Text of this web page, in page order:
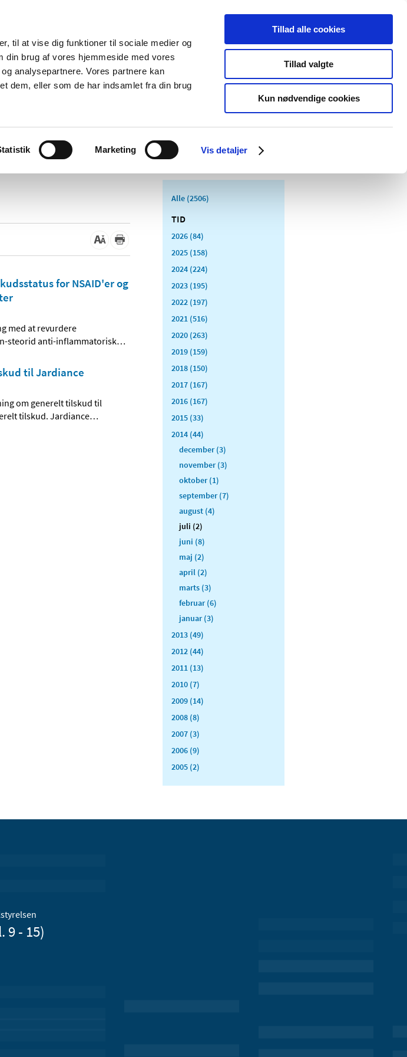
til at vise dig funktioner til sociale medier og
din brug af vores hjemmeside med vores
analysepartnere. Vores partnere kan
dem, eller som de har indsamlet fra din brug
Marketing Vis detaljer
Tillad alle cookies
Tillad valgte
Kun nødvendige cookies
Nyheder Om os Kontakt Udgivelser
Apoteker og salg af
Medicinsk
Særlige
produktområder
for NSAID'er og
med at revurdere
steorid anti-inflammatorisk…
til Jardiance
om generelt tilskud til
tilskud. Jardiance…
Alle (2506)
TID
2026 (84)
2025 (158)
2024 (224)
2023 (195)
2022 (197)
2021 (516)
2020 (263)
2019 (159)
2018 (150)
2017 (167)
2016 (167)
2015 (33)
2014 (44)
december (3)
november (3)
oktober (1)
september (7)
august (4)
juli (2)
juni (8)
maj (2)
april (2)
marts (3)
februar (6)
januar (3)
2013 (49)
2012 (44)
2011 (13)
2010 (7)
2009 (14)
2008 (8)
2007 (3)
2006 (9)
2005 (2)
9 - 15)